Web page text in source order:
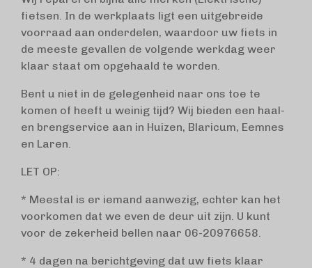
fietsen. In de werkplaats ligt een uitgebreide
voorraad aan onderdelen, waardoor uw fiets in
de meeste gevallen de volgende werkdag weer
klaar staat om opgehaald te worden.
Bent u niet in de gelegenheid naar ons toe te
komen of heeft u weinig tijd? Wij bieden een haal-
en brengservice aan in Huizen, Blaricum, Eemnes
en Laren.
LET OP:
* Meestal is er iemand aanwezig, echter kan het
voorkomen dat we even de deur uit zijn. U kunt
voor de zekerheid bellen naar 06-20976658.
* 4 dagen na berichtgeving dat uw fiets klaar